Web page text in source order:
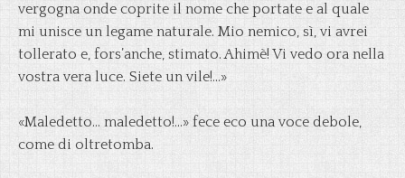
vergogna onde coprite il nome che portate e al quale
mi unisce un legame naturale. Mio nemico, sì, vi avrei
tollerato e, fors’anche, stimato. Ahimè! Vi vedo ora nella
vostra vera luce. Siete un vile!…»
«Maledetto… maledetto!…» fece eco una voce debole,
come di oltretomba.